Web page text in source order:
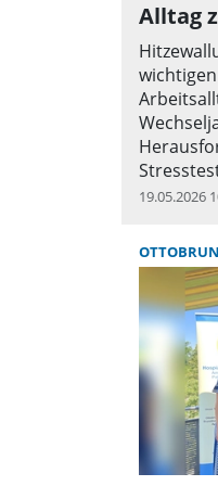
Alltag
zehnte
darüber
19.05.2026